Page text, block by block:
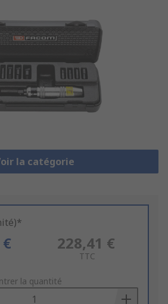
la catégorie
228,41 €
TTC
la quantité